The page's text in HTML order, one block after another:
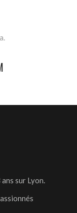
sur Lyon.